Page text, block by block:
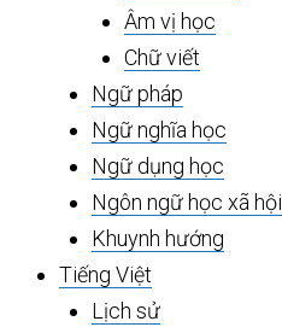
Âm vị học
Chữ viết
Ngữ pháp
Ngữ nghĩa học
Ngữ dụng học
Ngôn ngữ học xã hội
Khuynh hướng
Tiếng Việt
Lịch sử